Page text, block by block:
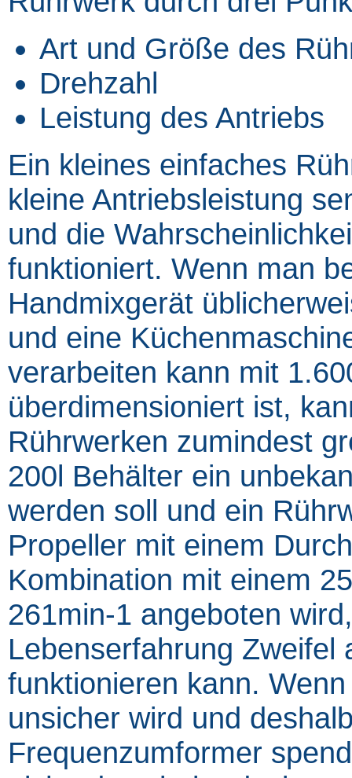
Art und Größe des
Drehzahl
Leistung des Antriebs
Ein kleines einfaches
kleine Antriebsleistung
und die
funktioniert. Wenn man
Handmixgerät
und eine
verarbeiten kann mit
überdimensioniert ist,
Rührwerken zumindest
200l Behälter ein
werden soll und ein
Propeller mit einem
Kombination mit einem
261min-1 angeboten
Lebenserfahrung Zweifel
funktionieren kann.
unsicher wird und
Frequenzumformer